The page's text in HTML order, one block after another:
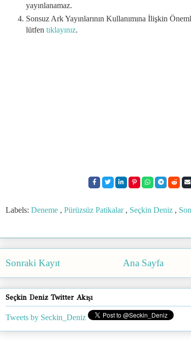
yayınlanamaz.
Sonsuz Ark Yayınlarının Kullanımına İlişkin
lütfen tıklayınız.
Labels: Deneme , Pürüzsüz Patikalar , Seçkin Deniz ,
Sonraki Kayıt Ana Sayfa
Seçkin Deniz Twitter Akışı
Tweets by Seckin_Deniz